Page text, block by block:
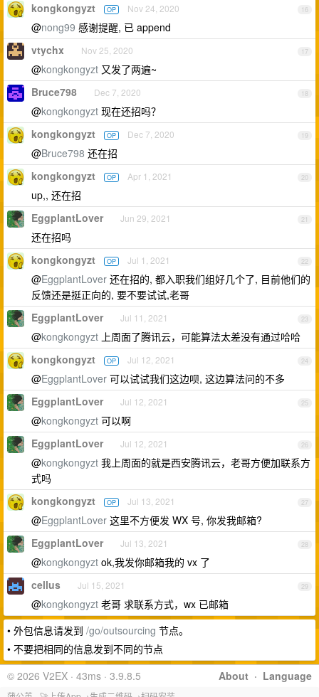
16
kongkongyzt OP Nov 24, 2020
@nong99 感谢提醒, 已 append
17
vtychx Nov 25, 2020
@kongkongyzt 又发了两遍~
18
Bruce798 Dec 7, 2020
@kongkongyzt 现在还招吗？
19
kongkongyzt OP Dec 7, 2020
@Bruce798 还在招
20
kongkongyzt OP Apr 1, 2021
up,, 还在招
21
EggplantLover Jun 29, 2021
还在招吗
22
kongkongyzt OP Jul 1, 2021
@EggplantLover 还在招的, 都入职我们组好几个了, 目前他们的
反馈还是挺正向的, 要不要试试,老哥
23
EggplantLover Jul 11, 2021
@kongkongyzt 上周面了腾讯云，可能算法太差没有通过哈哈
24
kongkongyzt OP Jul 12, 2021
@EggplantLover 可以试试我们这边呗, 这边算法问的不多
25
EggplantLover Jul 12, 2021
@kongkongyzt 可以啊
26
EggplantLover Jul 12, 2021
@kongkongyzt 我上周面的就是西安腾讯云，老哥方便加联系方
式吗
27
kongkongyzt OP Jul 13, 2021
@EggplantLover 这里不方便发 WX 号, 你发我邮箱?
28
EggplantLover Jul 13, 2021
@kongkongyzt ok,我发你邮箱我的 vx 了
29
cellus Jul 15, 2021
@kongkongyzt 老哥 求联系方式，wx 已邮箱
• 外包信息请发到 /go/outsourcing 节点。
• 不要把相同的信息发到不同的节点
About · Language
© 2026 V2EX · 43ms · 3.9.8.5